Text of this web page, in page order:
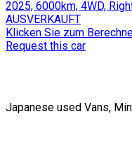
2025, 6000km, 4WD,
AUSVERKAUFT
Klicken Sie zum
Request this car
Japanese used Vans,